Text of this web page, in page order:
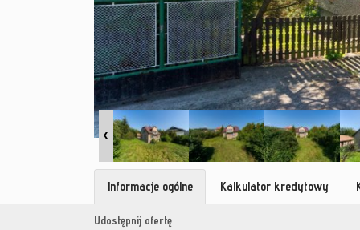
Udostępnij ofertę
Informacje ogólne Kalkulator kredytowy